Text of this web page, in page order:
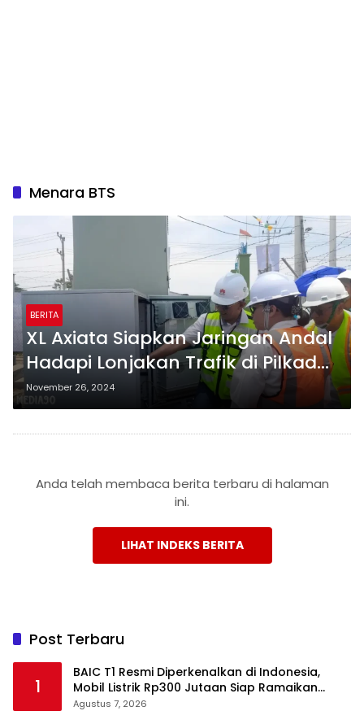
Menara BTS
BERITA
XL Axiata Siapkan Jaringan Andal
Hadapi Lonjakan Trafik di Pilkada
2024, Termasuk di Lampung
November 26, 2024
Anda telah membaca berita terbaru di halaman
ini.
LIHAT INDEKS BERITA
Post Terbaru
1
BAIC T1 Resmi Diperkenalkan di Indonesia,
Mobil Listrik Rp300 Jutaan Siap Ramaikan
Pasar EV
Agustus 7, 2026